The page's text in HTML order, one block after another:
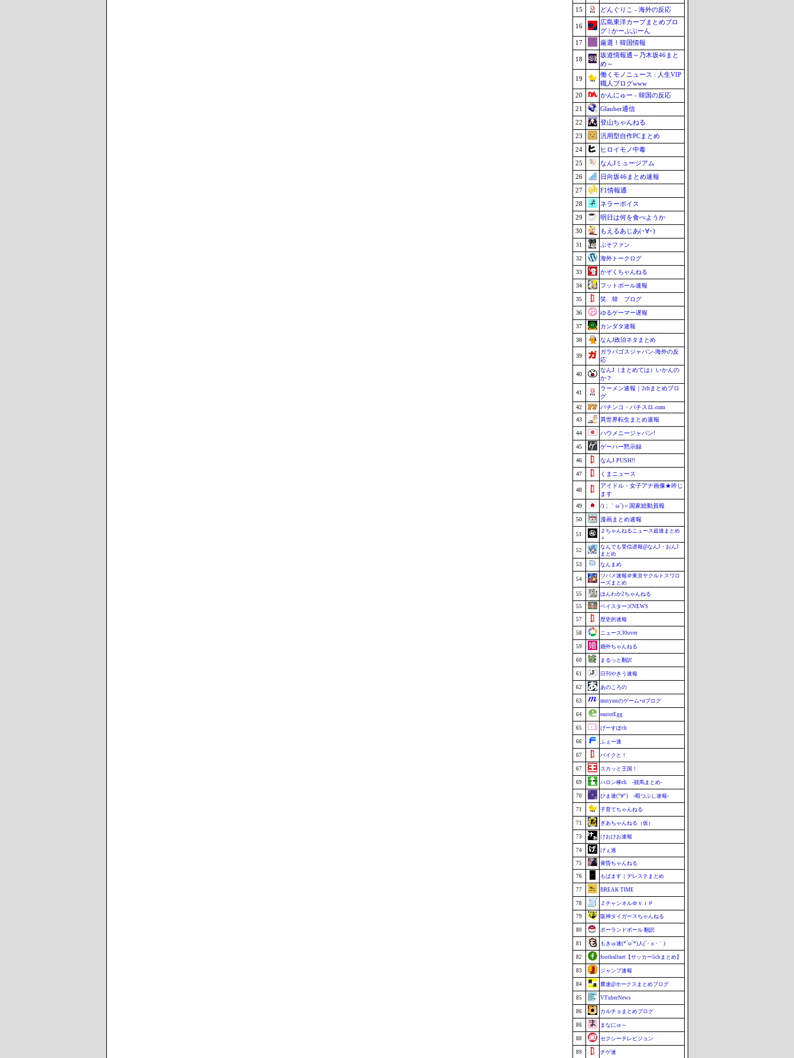
15
どんぐりこ - 海外の反応
16
広島東洋カープまとめブロ
グ | かーぷぶーん
17
厳選！韓国情報
18
坂道情報通～乃木坂46まと
め～
19
働くモノニュース : 人生VIP
職人ブログwww
20
かんにゅー - 韓国の反応
21
Glauber通信
22
登山ちゃんねる
23
汎用型自作PCまとめ
24
ヒロイモノ中毒
25
なんJミュージアム
26
日向坂46まとめ速報
27
F1情報通
28
ネラーボイス
29
明日は何を食べようか
30
もえるあじあ(･∀･)
31 ぷそファン
32 海外トークログ
33 かぞくちゃんねる
34 フットボール速報
35 笑 韓 ブログ
36 ゆるゲーマー遅報
37 カンダタ速報
38 なんJ政治ネタまとめ
39
ガラパゴスジャパン-海外の反
応
40
なんJ（まとめては）いかんの
か？
41
ラーメン速報｜2chまとめブロ
グ
42
パチンコ・パチスロ.com
43
異世界転生まとめ速報
44 ハウメニージャパン!
45 ゲーハー黙示録
46 なんJ PUSH!!
47 くまニュース
48
アイドル・女子アナ画像★吟じ
ます
49
/)；｀ω´)＜国家総動員報
50 漫画まとめ速報
51
２ちゃんねるニュース超速まとめ
＋
52
なんでも受信遅報@なんJ・おんJ
まとめ
53
なんまめ
54
ツバメ速報＠東京ヤクルトスワロ
ーズまとめ
55
ほんわか2ちゃんねる
55 ベイスターズNEWS
57 歴史的速報
58 ニュース30over
59 婚外ちゃんねる
60 まるっと翻訳
61 日刊やきう速報
62 あのころの
63 mutyunのゲーム+αブログ
64 easterEgg
65 げーすぽch
66 ふぇー速
67 バイクと！
67 スカッと王国！
69 ハロン棒ch -競馬まとめ-
70 ひま速(°∀°) -暇つぶし速報-
71 子育てちゃんねる
71 ぎあちゃんねる（仮）
73 けおけお速報
74 げぇ速
75 黄昏ちゃんねる
76 もばます｜デレステまとめ
77 BREAK TIME
78 Ｚチャンネル＠ＶＩＰ
79 阪神タイガースちゃんねる
80 ポーランドボール 翻訳
81 もきゅ速(*´ω`*)人(´･ェ･｀)
82 footballnet【サッカー5chまとめ】
83 ジャンプ速報
84 鷹速@ホークスまとめブログ
85 VTuberNews
86 カルチョまとめブログ
86 まなにゅ～
88 セクシーテレビジョン
89 チゲ速